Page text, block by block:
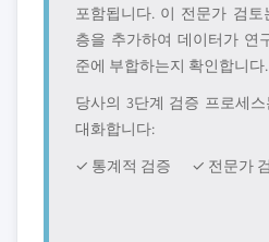
포함됩니다. 이 전문가 검
층을 추가하여 데이터가 연
준에 부합하는지 확인합니다.
당사의 3단계 검증 프로세
대화합니다:
✓ 통계적 검증
✓ 전문가